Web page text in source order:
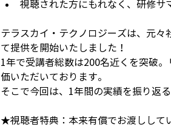
視聴された方にもれなく、研修サ
テラスカイ・テクノロジーズは、元
て提供を開始いたしました！
1年で受講者総数は200名近くを突破
価いただいております。
そこで今回は、1年間の実績を振り返
★視聴者特典：本来有償でお渡しして